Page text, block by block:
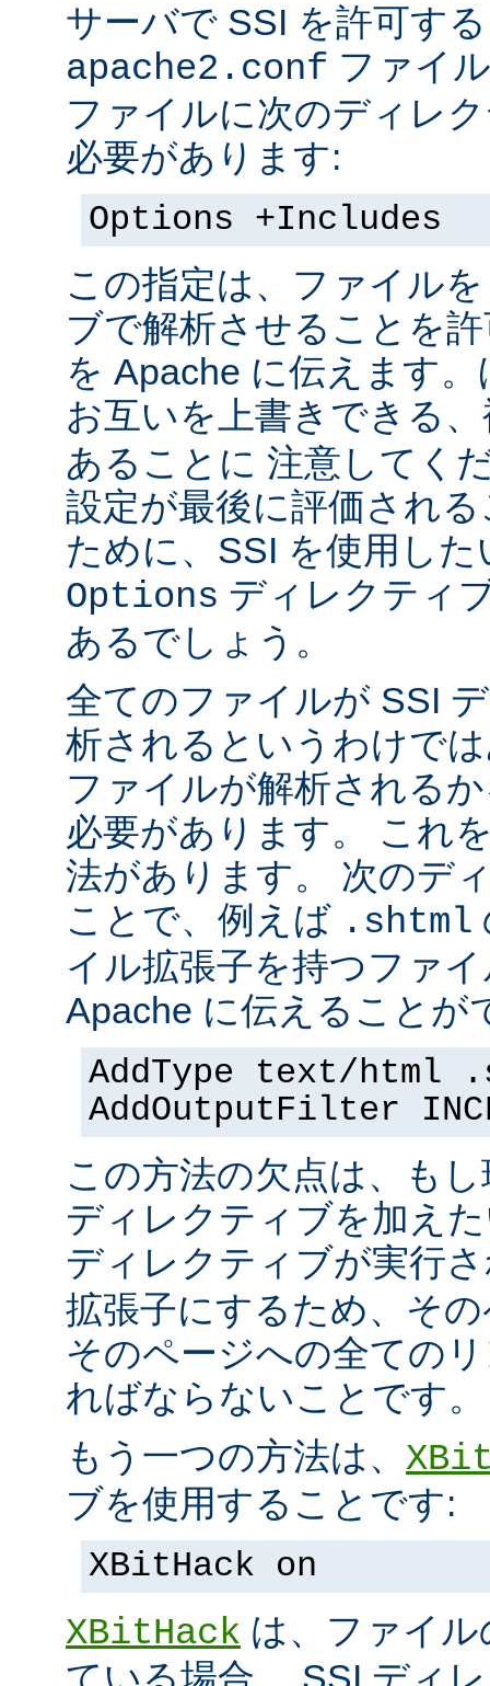
サーバで SSI を許可す
apache2.conf ファイ
ファイルに次のディレ
必要があります:
Options +Includes
この指定は、ファイル
ブで解析させることを
を Apache に伝えます
お互いを上書きできる
あることに 注意してく
設定が最後に評価され
ために、SSI を使用し
Options ディレクティ
あるでしょう。
全てのファイルが SSI
析されるというわけで
ファイルが解析される
必要があります。 これ
法があります。 次のデ
ことで、例えば .shtml
イル拡張子を持つファ
Apache に伝えることが
AddType text/html
AddOutputFilter
この方法の欠点は、も
ディレクティブを加え
ディレクティブが実行
拡張子にするため、そ
そのページへの全ての
ればならないことです。
もう一つの方法は、
ブを使用することです:
XBitHack on
XBitHack は、ファイ